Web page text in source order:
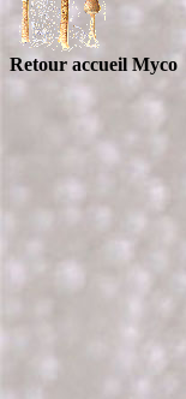
Retour accueil Myco